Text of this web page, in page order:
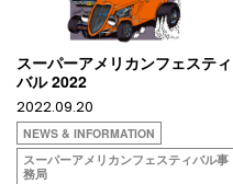
スーパーアメリカンフェスティ
バル 2022
2022.09.20
NEWS & INFORMATION
スーパーアメリカンフェスティバル事
務局